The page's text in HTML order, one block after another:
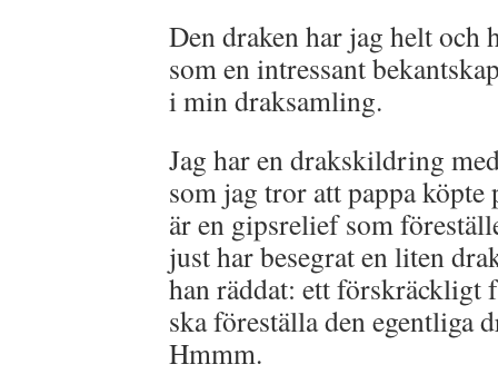
Den draken har jag helt och
som en intressant
i min draksamling.
Jag har en drakskildring
som jag tror att pappa
är en gipsrelief som
just har besegrat en liten
han räddat: ett förskräckligt
ska föreställa den egentliga
Hmmm.